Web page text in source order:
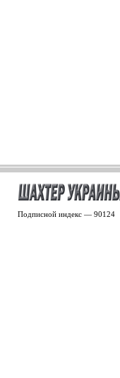
Подписной индекс — 90124